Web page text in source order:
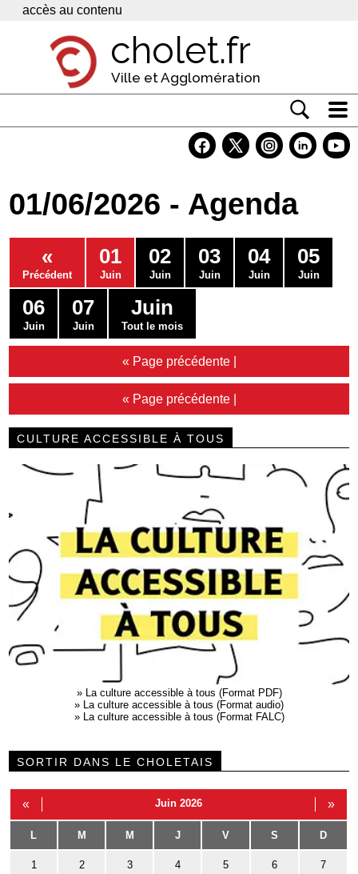
Panneau de gestion des cookies
accès au contenu
cholet.fr
Ville et Agglomération
Economie
Services
Contacts
01/06/2026 - Agenda
«
Précédent
01
Juin
02
Juin
03
Juin
04
Juin
05
Juin
06
Juin
07
Juin
Juin
Tout le mois
« Page précédente|
« Page précédente|
CULTURE ACCESSIBLE À TOUS
» La culture accessible à tous (Format PDF)
» La culture accessible à tous (Format audio)
» La culture accessible à tous (Format FALC)
SORTIR DANS LE CHOLETAIS
« Juin 2026 »
L M M J V S D
1 2 3 4 5 6 7